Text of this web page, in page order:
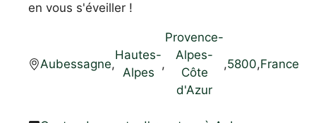
en vous s'éveiller !
Aubessagne,
Hautes-
Alpes
,
Provence-
Alpes-
Côte
d'Azur
,5800,France